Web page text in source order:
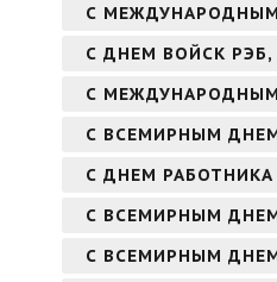
С
С ДНЕМ ВОЙСК
С
С ВСЕМИРНЫМ
С ДНЕМ
С ВСЕМИРНЫМ
С ВСЕМИРНЫМ